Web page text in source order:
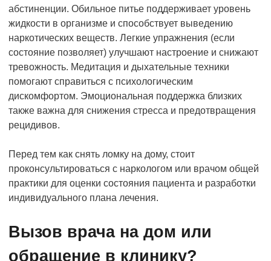
абстиненции. Обильное питье поддерживает уровень
жидкости в организме и способствует выведению
наркотических веществ. Легкие упражнения (если
состояние позволяет) улучшают настроение и снижают
тревожность. Медитация и дыхательные техники
помогают справиться с психологическим
дискомфортом. Эмоциональная поддержка близких
также важна для снижения стресса и предотвращения
рецидивов.
Перед тем как снять ломку на дому, стоит
проконсультироваться с наркологом или врачом общей
практики для оценки состояния пациента и разработки
индивидуального плана лечения.
Вызов врача на дом или
обращение в клинику?